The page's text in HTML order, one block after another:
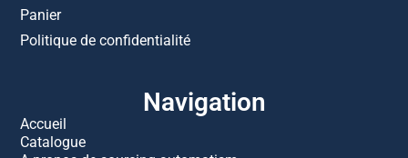
Panier
Politique de confidentialité
Navigation
Accueil
Catalogue